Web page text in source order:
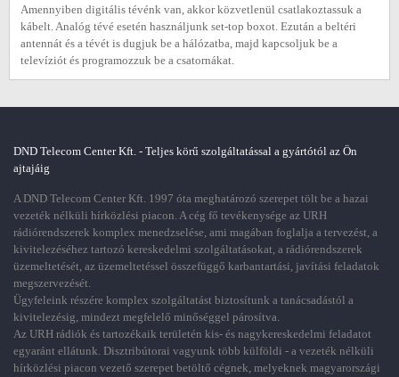
Amennyiben digitális tévénk van, akkor közvetlenül csatlakoztassuk a
kábelt. Analóg tévé esetén használjunk set-top boxot. Ezután a beltéri
antennát és a tévét is dugjuk be a hálózatba, majd kapcsoljuk be a
televíziót és programozzuk be a csatornákat.
DND Telecom Center Kft. - Teljes körű szolgáltatással a gyártótól az Ön
ajtajáig
A DND Telecom Center Kft. 1997 óta meghatározó szerepet tölt be a hazai
vezeték nélküli hírközlési piacon. A cég fő tevékenysége az URH
rádiórendszerek komplex menedzselése, ami magában foglalja a tervezést, a
kivitelezéséhez tartozó kereskedelmi szolgáltatásokat, a rádiórendszerek
üzemeltetését, az üzemeltetéssel összefüggő karbantartási, javítási feladatok
megszervezését.
Ügyfeleink részére komplex szolgáltatást biztosítunk a tanácsadástól a
kivitelezésig, mindezt megfelelő minőséggel párosítva.
Az URH rádiók és tartozékaik területén kis- és nagykereskedelmi feladatot
egyaránt ellátunk. Disztribútorai vagyunk több külföldi - a vezeték nélküli
hírközlési piacon vezető szerepet betöltő cégnek, melyeknek magyarországi